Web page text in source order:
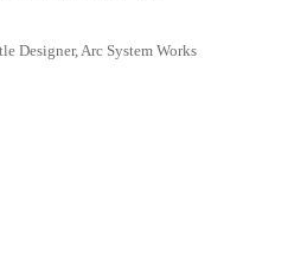
Designer, Arc System Works